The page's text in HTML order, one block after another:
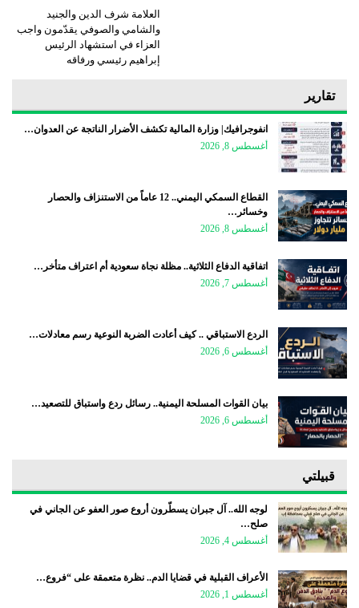
العلامة شرف الدين والجنيد
والشامي والصوفي يقدّمون واجب
العزاء في استشهاد الرئيس
إبراهيم رئيسي ورفاقه
تقارير
انفوجرافيك| وزارة المالية تكشف الأضرار الناتجة عن العدوان…
أغسطس 8, 2026
القطاع السمكي اليمني.. 12 عاماً من الاستنزاف والحصار
وخسائر…
أغسطس 8, 2026
اتفاقية الدفاع الثلاثية.. مظلة نجاة سعودية أم اعتراف متأخر…
أغسطس 7, 2026
الردع الاستباقي .. كيف أعادت الضربة النوعية رسم معادلات…
أغسطس 6, 2026
بيان القوات المسلحة اليمنية.. رسائل ردع واستباق للتصعيد…
أغسطس 6, 2026
قبيلتي
لوجه الله.. آل جبران يسطّرون أروع صور العفو عن الجاني في
صلح…
أغسطس 4, 2026
الأعراف القبلية في قضايا الدم.. نظرة متعمقة على “فروع…
أغسطس 1, 2026